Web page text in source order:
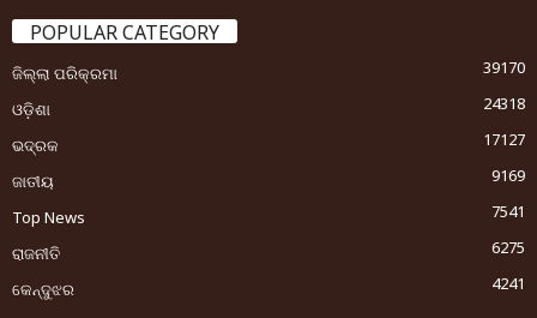
POPULAR CATEGORY
ଜିଲ୍ଲା ପରିକ୍ରମା
39170
ଓଡ଼ିଶା
24318
ଭଦ୍ରକ
17127
ଜାତୀୟ
9169
Top News
7541
ରାଜନୀତି
6275
କେନ୍ଦୁଝର
4241